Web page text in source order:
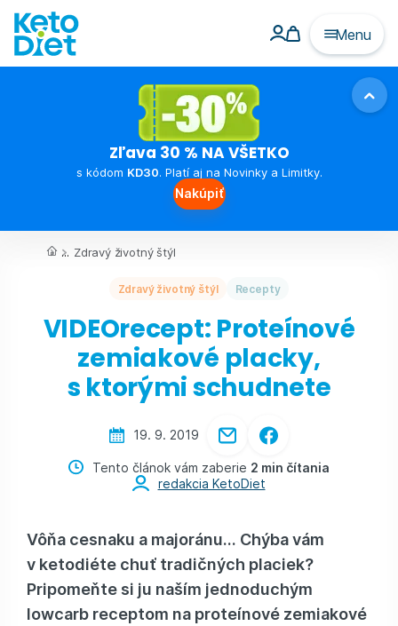
Menu
Zľava 30 % NA VŠETKO
s kódom KD30. Platí aj na Novinky a Limitky.
Nakúpiť
... Zdravý životný štýl
Zdravý životný štýl Recepty
VIDEOrecept: Proteínové
zemiakové placky,
s ktorými schudnete
19. 9. 2019
Tento článok vám zaberie 2 min čítania
redakcia KetoDiet
Vôňa cesnaku a majoránu... Chýba vám
v ketodiéte chuť tradičných placiek?
Pripomeňte si ju naším jednoduchým
lowcarb receptom na proteínové zemiakové